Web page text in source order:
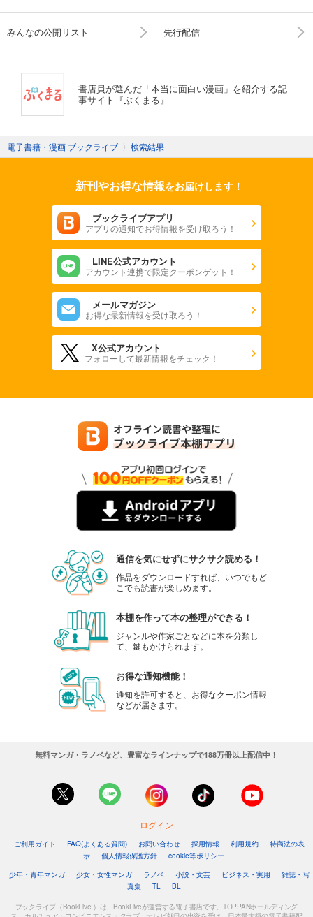
みんなの公開リスト 先行配信
書店員が選んだ「本当に面白い漫画」を紹介する記
事サイト『ぶくまる』
電子書籍・漫画 ブックライブ 〉 検索結果
新刊やお得な情報をお届けします！
ブックライブアプリ
アプリの通知でお得情報を受け取ろう！
LINE公式アカウント
アカウント連携で限定クーポンゲット！
メールマガジン
お得な最新情報を受け取ろう！
X公式アカウント
フォローして最新情報をチェック！
通信を気にせずにサクサク読める！
作品をダウンロードすれば、いつでもど
こでも読書が楽しめます。
本棚を作って本の整理ができる！
ジャンルや作家ごとなどに本を分類し
て、鍵もかけられます。
お得な通知機能！
通知を許可すると、お得なクーポン情報
などが届きます。
無料マンガ・ラノベなど、豊富なラインナップで188万冊以上配信中！
ログイン
ご利用ガイド FAQ(よくある質問) お問い合わせ 採用情報 利用規約
特商法の表
示
個人情報保護方針
cookie等ポリシー
少年・青年マンガ
少女・女性マンガ ラノベ 小説・文芸 ビジネス・実用
雑誌・写
真集
TL BL
ブックライブ（BookLive!）は、BookLiveが運営する電子書店です。TOPPANホールディング